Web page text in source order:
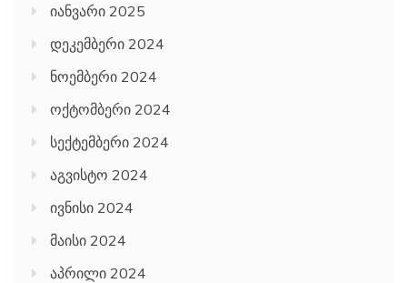
იანვარი 2025
დეკემბერი 2024
ნოემბერი 2024
ოქტომბერი 2024
სექტემბერი 2024
აგვისტო 2024
ივნისი 2024
მაისი 2024
აპრილი 2024